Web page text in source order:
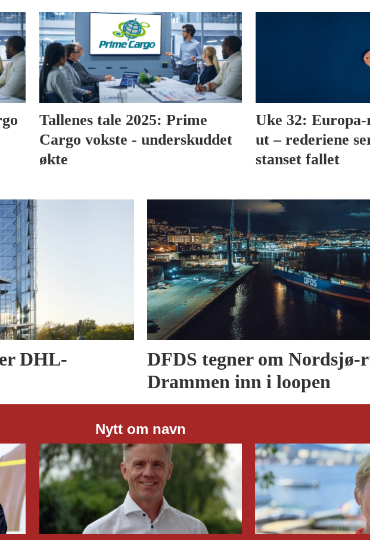
Tallenes tale 2025: Prime
Cargo vokste - underskuddet
økte
Uke 32:
ut – rederiene
stanset fallet
DHL-
DFDS tegner om Nordsjø-
Drammen inn i loopen
Nytt om navn